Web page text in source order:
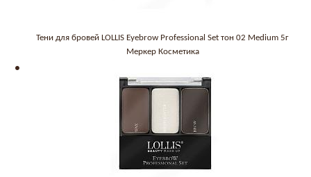
Тени для бровей LOLLIS Eyebrow Professional Set тон 02 Medium 5г
Меркер Косметика